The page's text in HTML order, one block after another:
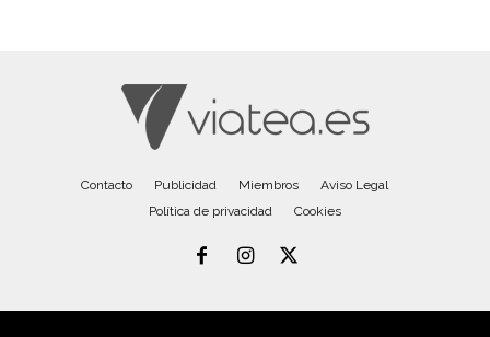
Contacto Publicidad Miembros
Aviso Legal
Política de privacidad
Cookies